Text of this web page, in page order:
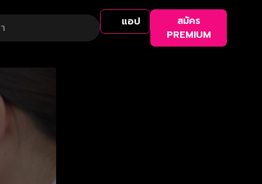
แอป
สมัคร
PREMIUM